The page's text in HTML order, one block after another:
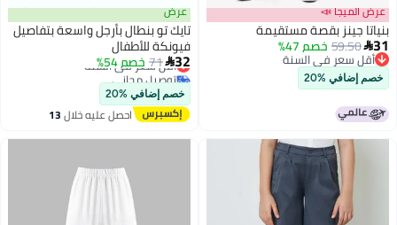
عرض الميجا 📣
بنياتا جينز بقصة مستقيمة
31
59.50خصم 47%
أقل سعر في السنة
أقل سعر في السنة
خصم إضافي %20
عرض
تايك تو بنطال بأرجل واسعة بتفاصيل
فيونكة للأطفال
32
71 خصم 54%
أقل سعر في السنة
توصيل مجاني
أقل سعر في السنة
خصم إضافي %20
احصل عليه خلال13